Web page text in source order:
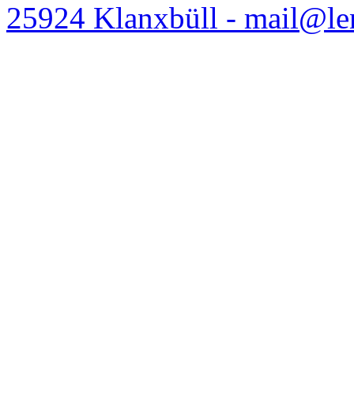
25924 Klanxbüll -